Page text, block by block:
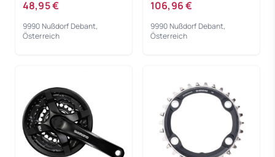
48,95 €
9990 Nußdorf Debant,
Österreich
106,96 €
9990 Nußdorf Debant,
Österreich